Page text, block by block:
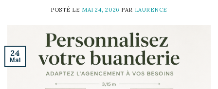
POSTÉ LE MAI 24, 2026 PAR LAURENCE
24
Mai